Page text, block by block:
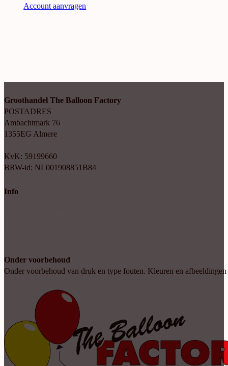
Account aanvragen
Groothandel The Balloon Factory
POSTADRES
Ambachtmark 76
1355EG Almere
KvK: 59199660
BRW-id: NL001908851B84
Info
Onder voorbehoud
Onder voorbehoud van druk en type fouten. Kleuren en